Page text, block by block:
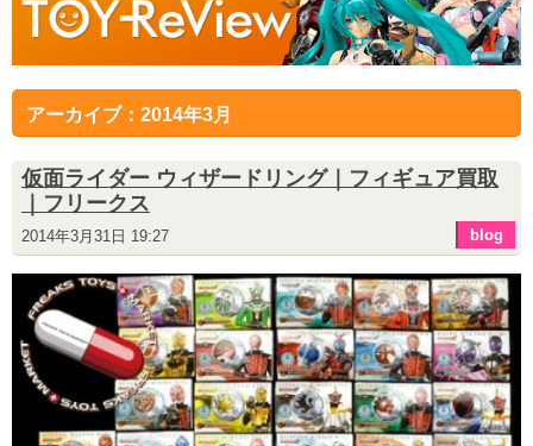
アーカイブ：2014年3月
仮面ライダー ウィザードリング｜フィギュア買取
｜フリークス
2014年3月31日 19:27 blog